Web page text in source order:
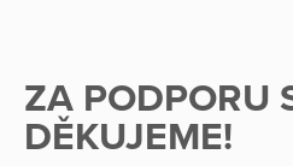
ZA PODPORU
DĚKUJEME!